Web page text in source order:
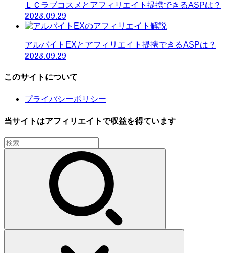
ＬＣラブコスメとアフィリエイト提携できるASPは？
2023.09.29
アルバイトEXとアフィリエイト提携できるASPは？
2023.09.29
このサイトについて
プライバシーポリシー
当サイトはアフィリエイトで収益を得ています
検
索: